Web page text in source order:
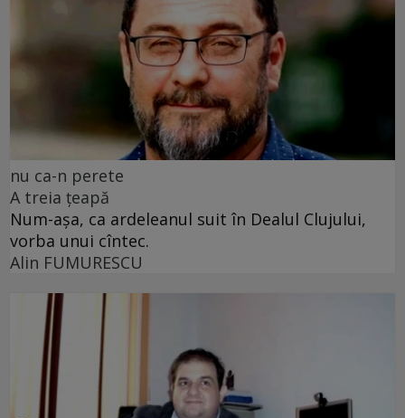
nu ca-n perete
A treia țeapă
Num-așa, ca ardeleanul suit în Dealul Clujului,
vorba unui cîntec.
Alin FUMURESCU